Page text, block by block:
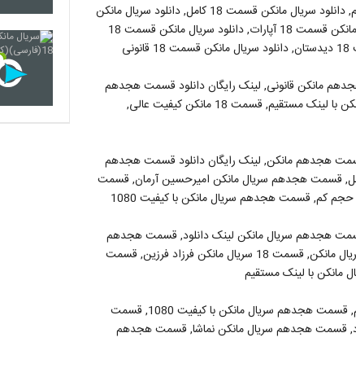
دانلود سریال مانکن قسمت 18, دانلود سریال مانکن قسمت 18 هجدهم, دانلود سریال مانکن قسمت 18 کامل, دانلود سریال مانکن
قسمت 18 رایگان, دانلود سریال مانکن قسمت 18آنلاین, دانلود سریال مانکن قسمت 18 آپارات, دانلود سریال مانکن قسمت 18
مانکن قانونی, لینک رایگان دانلود قسمت هجدهم
مانکن, دانلود قسمت هجدهم مانکن, قسمت 18 مانکن, قسمت 18 مانکن با لینک مستقیم, قسمت 18 مانکن کیفیت عالی,
هجدهم مانکن, لینک رایگان دانلود قسمت هجدهم
قسمت هجدهم سریال مانکن امیرحسین آرمان, قسمت
کم, قسمت هجدهم سریال مانکن با کیفیت 1080
هجدهم سریال مانکن لینک دانلود, قسمت هجدهم
سریال مانکن نماشا, قسمت هجدهم سریال مانکن آپارات, قسمت 18 سریال مانکن, قسمت 18 سریال مانکن فرزاد فرزین, قسمت
قسمت هجدهم سریال مانکن, قسمت هجدهم سریال مانکن با حجم کم, قسمت هجدهم سریال مانکن با کیفیت 1080, قسمت
قسمت هجدهم سریال مانکن نماشا, قسمت هجدهم